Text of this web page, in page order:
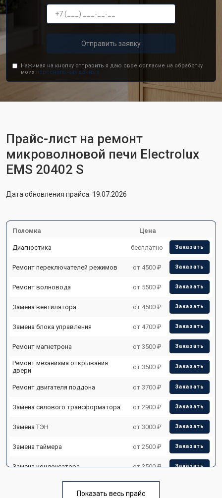
Отправить заявку
Нажимая на кнопку отправить я даю свое согласие на обработку
моих персональных данных.
Прайс-лист на ремонт
микроволновой печи Electrolux
EMS 20402 S
Дата обновления прайса: 19.07.2026
Поломка Цена
Диагностика бесплатно Заказать
Ремонт переключателей режимов от 4500 ₽ Заказать
Ремонт волновода от 5500 ₽ Заказать
Замена вентилятора от 4500 ₽ Заказать
Замена блока управления от 4700 ₽ Заказать
Ремонт магнетрона от 3500 ₽ Заказать
Ремонт механизма открывания
двери
от 3500 ₽ Заказать
Ремонт двигателя поддона от 3700 ₽ Заказать
Замена силового трансформатора от 2900 ₽ Заказать
Замена ТЭН от 3000 ₽ Заказать
Замена таймера от 2500 ₽ Заказать
Замена конденсатора от 3500 ₽ Заказать
Ремонт платы управления
Показать весь прайс